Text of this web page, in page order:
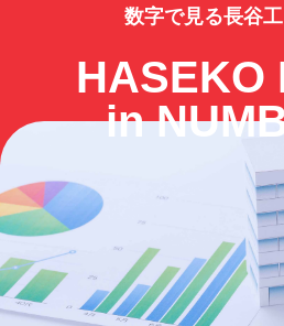
数字で見る長谷
HASEKO
in